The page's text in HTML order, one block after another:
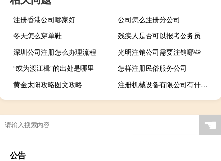
注册香港公司哪家好
公司怎么注册分公司
冬天怎么穿单鞋
残疾人是否可以报考公务员
深圳公司注册怎么办理流程
光明注销公司需要注销哪些
“或为渡江楫”的出处是哪里
怎样注册民俗服务公司
黄金太阳攻略图文攻略
注册机械设备有限公司有什么要求
☚
公告